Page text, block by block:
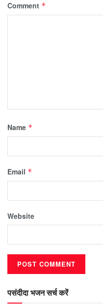
Comment *
Name *
Email *
Website
पसंदीदा भजन सर्च करें